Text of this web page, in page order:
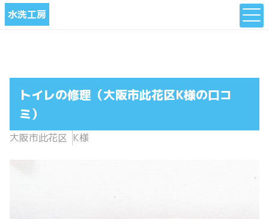
水洗工房
トイレの修理（大阪市此花区K様の口コ
ミ）
大阪市此花区 K様